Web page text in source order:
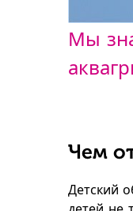
Мы
Чем
Детский